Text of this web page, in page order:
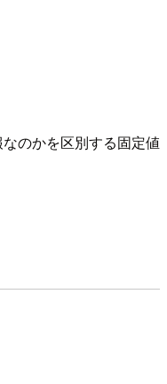
のかを区別する固定値